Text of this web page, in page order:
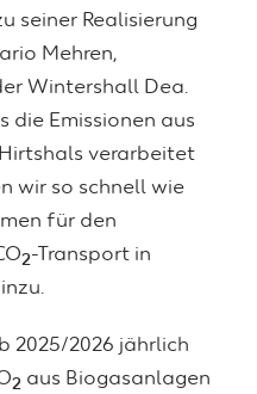
seiner Realisierung
Mehren,
Wintershall Dea.
die Emissionen aus
verarbeitet
wir so schnell wie
für den
2-Transport in
2025/2026 jährlich
2 aus Biogasanlagen